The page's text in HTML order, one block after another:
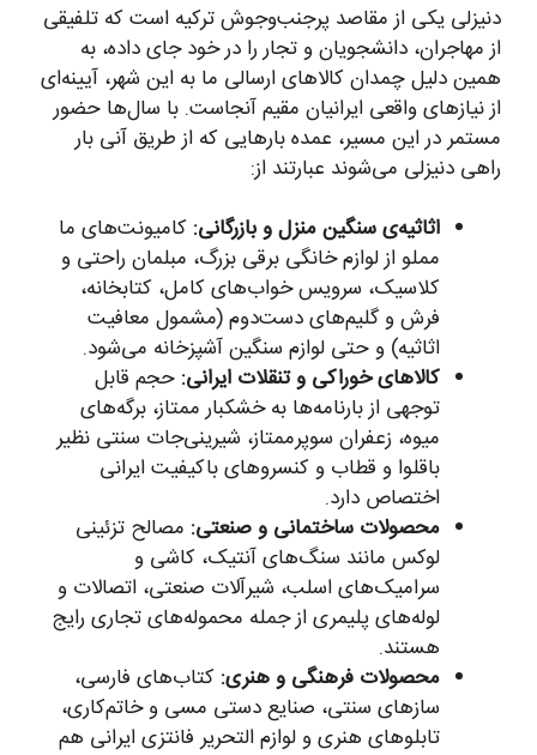
دنیزلی یکی از مقاصد پرجنب‌وجوش ترکیه است که تلفیقی
از مهاجران، دانشجویان و تجار را در خود جای داده، به
همین دلیل چمدان کالاهای ارسالی ما به این شهر، آیینه‌ای
از نیازهای واقعی ایرانیان مقیم آنجاست. با سال‌ها حضور
مستمر در این مسیر، عمده بارهایی که از طریق آنی بار
راهی دنیزلی می‌شوند عبارتند از:
اثاثیه‌ی سنگین منزل و بازرگانی: کامیونت‌های ما
مملو از لوازم خانگی برقی بزرگ، مبلمان راحتی و
کلاسیک، سرویس خواب‌های کامل، کتابخانه،
فرش و گلیم‌های دست‌دوم (مشمول معافیت
اثاثیه) و حتی لوازم سنگین آشپزخانه می‌شود.
کالاهای خوراکی و تنقلات ایرانی: حجم قابل
توجهی از بارنامه‌ها به خشکبار ممتاز، برگه‌های
میوه، زعفران سوپرممتاز، شیرینی‌جات سنتی نظیر
باقلوا و قطاب و کنسروهای باکیفیت ایرانی
اختصاص دارد.
محصولات ساختمانی و صنعتی: مصالح تزئینی
لوکس مانند سنگ‌های آنتیک، کاشی و
سرامیک‌های اسلب، شیرآلات صنعتی، اتصالات و
لوله‌های پلیمری از جمله محموله‌های تجاری رایج
هستند.
محصولات فرهنگی و هنری: کتاب‌های فارسی،
سازهای سنتی، صنایع دستی مسی و خاتم‌کاری،
تابلوهای هنری و لوازم التحریر فانتزی ایرانی هم